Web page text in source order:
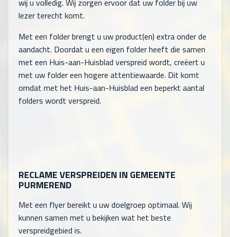
lezer terecht komt.
Met een folder brengt u uw product(en) extra onder de
aandacht. Doordat u een eigen folder heeft die samen
met een Huis-aan-Huisblad verspreid wordt, creëert u
met uw folder een hogere attentiewaarde. Dit komt
omdat met het Huis-aan-Huisblad een beperkt aantal
folders wordt verspreid.
RECLAME VERSPREIDEN IN GEMEENTE
PURMEREND
Met een flyer bereikt u uw doelgroep optimaal. Wij
kunnen samen met u bekijken wat het beste
verspreidgebied is.